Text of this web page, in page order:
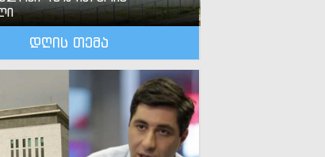
დღის თემა